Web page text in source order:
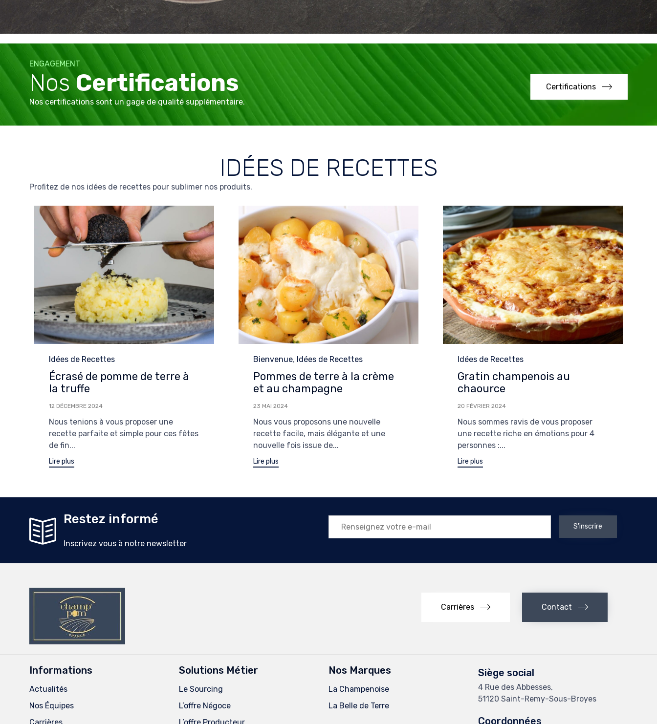
ENGAGEMENT
NosCertifications
Nos certifications sont un gage de qualité supplémentaire.
Certifications
IDÉES DE RECETTES
Profitez de nos idées de recettes pour sublimer nos produits.
Category
Idées de Recettes
Écrasé de pomme de terre à
la truffe
12 DÉCEMBRE 2024
Nous tenions à vous proposer une
recette parfaite et simple pour ces fêtes
de fin...
Lire plus
Category
Bienvenue, Idées de Recettes
Pommes de terre à la crème
et au champagne
23 MAI 2024
Nous vous proposons une nouvelle
recette facile, mais élégante et une
nouvelle fois issue de...
Lire plus
Category
Idées de Recettes
Gratin champenois au
chaource
20 FÉVRIER 2024
Nous sommes ravis de vous proposer
une recette riche en émotions pour 4
personnes :...
Lire plus
Restez informé
Inscrivez vous à notre newsletter
Carrières Contact
Informations
Actualités
Nos Équipes
Carrières
Solutions Métier
Le Sourcing
L’offre Négoce
L’offre Producteur
Nos Marques
La Champenoise
La Belle de Terre
Siège social
4 Rue des Abbesses,
51120 Saint-Remy-Sous-Broyes
Coordonnées